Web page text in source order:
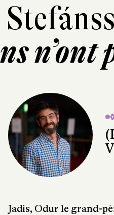
n’ont
Jadis, Odur le grand-